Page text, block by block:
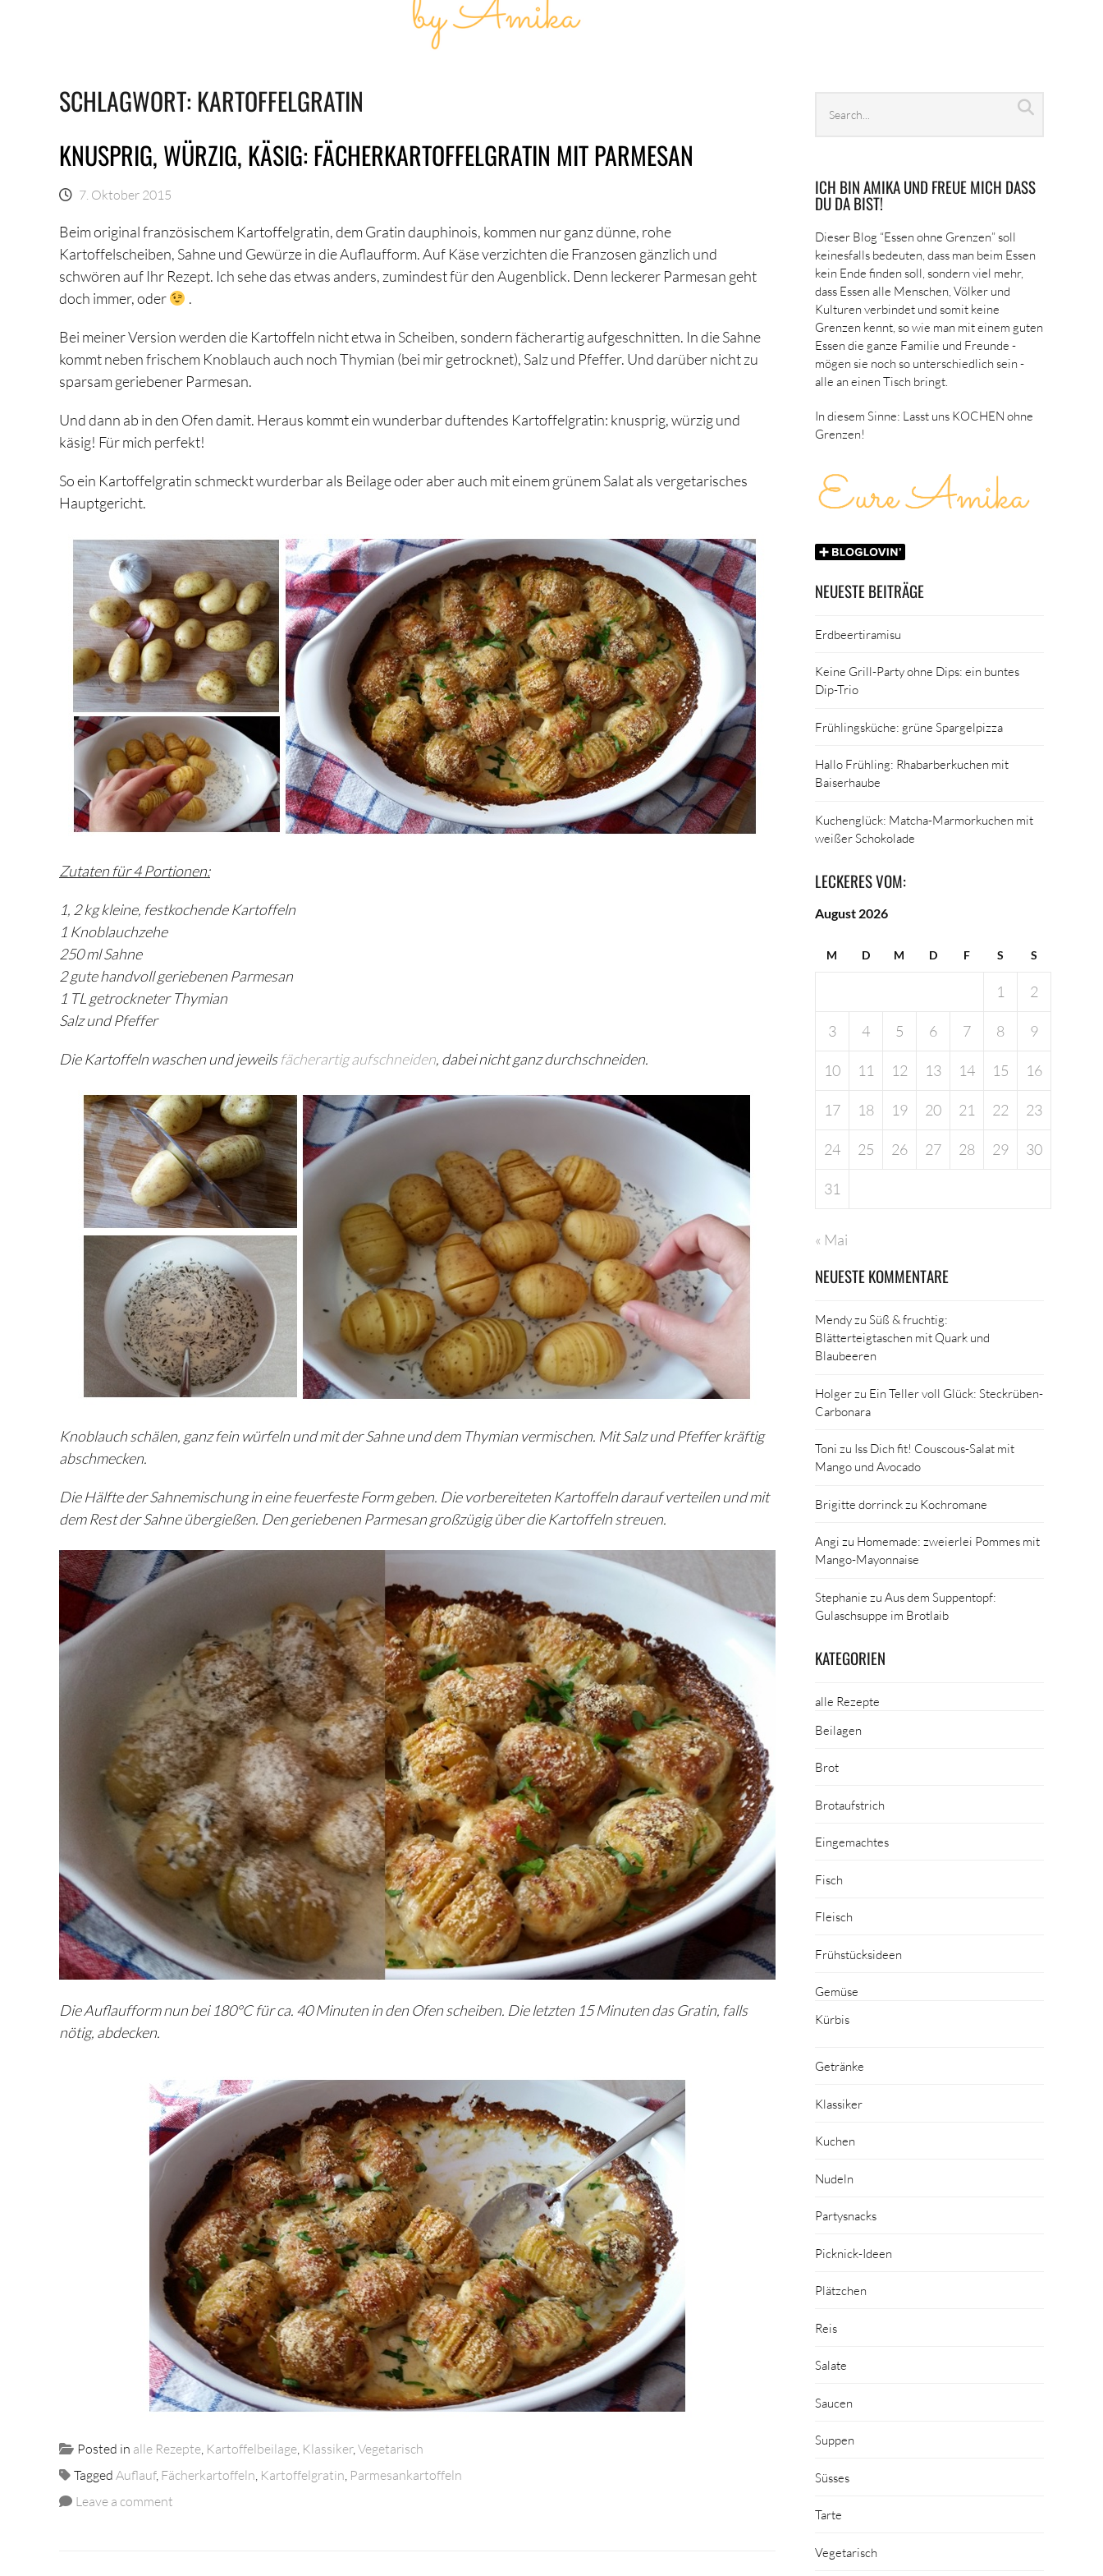
SCHLAGWORT: KARTOFFELGRATIN
KNUSPRIG, WÜRZIG, KÄSIG: FÄCHERKARTOFFELGRATIN MIT PARMESAN
7. Oktober 2015
Beim original französischem Kartoffelgratin, dem Gratin dauphinois, kommen nur ganz dünne, rohe
Kartoffelscheiben, Sahne und Gewürze in die Auflaufform. Auf Käse verzichten die Franzosen gänzlich und
schwören auf Ihr Rezept. Ich sehe das etwas anders, zumindest für den Augenblick. Denn leckerer Parmesan geht
doch immer, oder
.
Bei meiner Version werden die Kartoffeln nicht etwa in Scheiben, sondern fächerartig aufgeschnitten. In die Sahne
kommt neben frischem Knoblauch auch noch Thymian (bei mir getrocknet), Salz und Pfeffer. Und darüber nicht zu
sparsam geriebener Parmesan.
Und dann ab in den Ofen damit. Heraus kommt ein wunderbar duftendes Kartoffelgratin: knusprig, würzig und
käsig! Für mich perfekt!
So ein Kartoffelgratin schmeckt wurderbar als Beilage oder aber auch mit einem grünem Salat als vergetarisches
Hauptgericht.
Zutaten für 4 Portionen:
1, 2 kg kleine, festkochende Kartoffeln
1 Knoblauchzehe
250 ml Sahne
2 gute handvoll geriebenen Parmesan
1 TL getrockneter Thymian
Salz und Pfeffer
Die Kartoffeln waschen und jeweilsfächerartig aufschneiden, dabei nicht ganz durchschneiden.
Knoblauch schälen, ganz fein würfeln und mit der Sahne und dem Thymian vermischen. Mit Salz und Pfeffer kräftig
abschmecken.
Die Hälfte der Sahnemischung in eine feuerfeste Form geben. Die vorbereiteten Kartoffeln darauf verteilen und mit
dem Rest der Sahne übergießen. Den geriebenen Parmesan großzügig über die Kartoffeln streuen.
Die Auflaufform nun bei 180°C für ca. 40 Minuten in den Ofen scheiben. Die letzten 15 Minuten das Gratin, falls
nötig, abdecken.
Posted in alle Rezepte Kartoffelbeilage Klassiker, Vegetarisch
Tagged Auflauf, Fächerkartoffeln Kartoffelgratin Parmesankartoffeln
Leave a comment
archives
ICH BIN AMIKA UND FREUE MICH DASS
DU DA BIST!
Dieser Blog “Essen ohne Grenzen” soll
keinesfalls bedeuten, dass man beim Essen
kein Ende finden soll, sondern viel mehr,
dass Essen alle Menschen, Völker und
Kulturen verbindet und somit keine
Grenzen kennt, so wie man mit einem guten
Essen die ganze Familie und Freunde -
mögen sie noch so unterschiedlich sein -
alle an einen Tisch bringt.
In diesem Sinne: Lasst uns KOCHEN ohne
Grenzen!
NEUESTE BEITRÄGE
Erdbeertiramisu
Keine Grill-Party ohne Dips: ein buntes
Dip-Trio
Frühlingsküche: grüne Spargelpizza
Hallo Frühling: Rhabarberkuchen mit
Baiserhaube
Kuchenglück: Matcha-Marmorkuchen mit
weißer Schokolade
LECKERES VOM:
August 2026
M D M D F S S
1 2
3 4 5 6 7 8 9
10 11 12 13 14 15 16
17 18 19 20 21 22 23
24 25 26 27 28 29 30
31
« Mai
NEUESTE KOMMENTARE
MendyzuSüß & fruchtig:
Blätterteigtaschen mit Quark und
Blaubeeren
Holgerzu Ein Teller voll Glück: Steckrüben-
Carbonara
Toni zu Iss Dich fit! Couscous-Salat mit
Mango und Avocado
Brigitte dorrinckzu Kochromane
Angi zu Homemade: zweierlei Pommes mit
Mango-Mayonnaise
Stephanie zuAus dem Suppentopf:
Gulaschsuppe im Brotlaib
KATEGORIEN
alle Rezepte
Beilagen
Brot
Brotaufstrich
Eingemachtes
Fisch
Fleisch
Frühstücksideen
Gemüse
Kürbis
Getränke
Klassiker
Kuchen
Nudeln
Partysnacks
Picknick-Ideen
Plätzchen
Reis
Salate
Saucen
Suppen
Süsses
Tarte
Vegetarisch